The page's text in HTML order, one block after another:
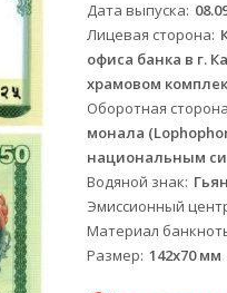
Дата выпуска
Лицевая сторона
офиса банка в г.
храмовом
Оборотная
монала
национальным
Водяной знак
Эмиссионный
Материал
Размер 142х70 мм